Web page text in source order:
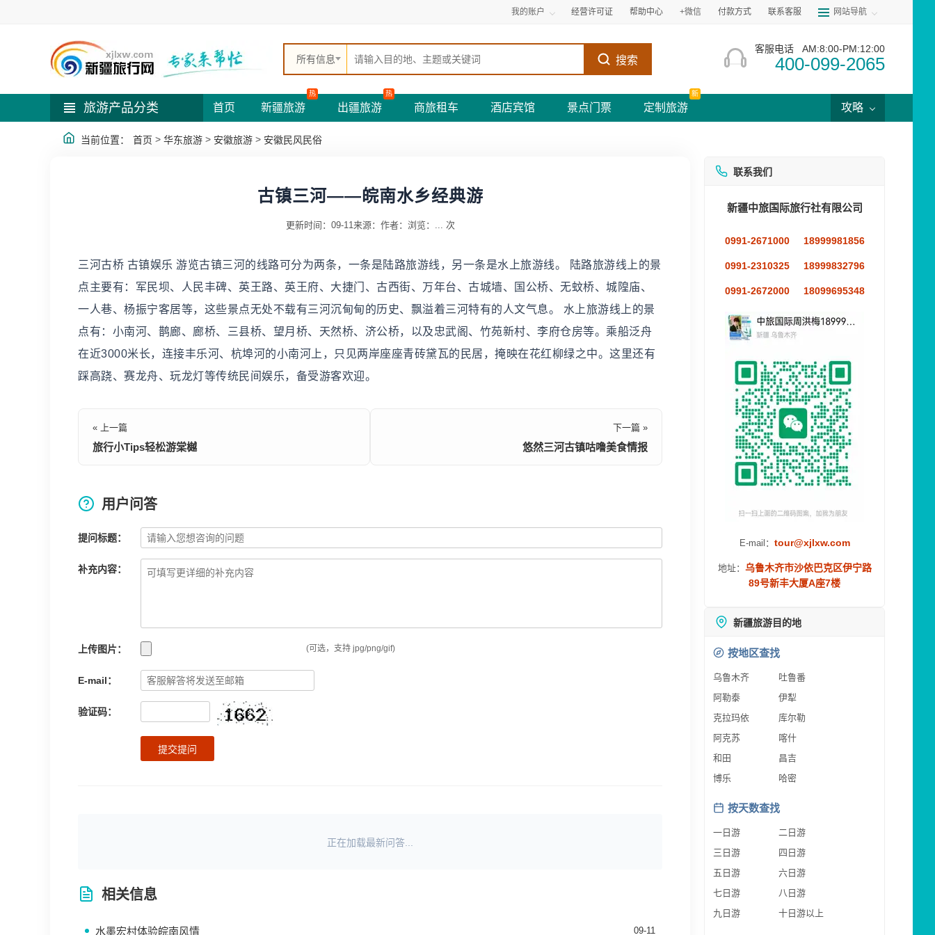
我的账户 经营许可证 帮助中心 +微信 付款方式 联系客服 网站导航
所有信息 搜索
客服电话 AM:8:00-PM:12:00
400-099-2065
旅游产品分类 首页 新疆旅游
热
出疆旅游
热
商旅租车 酒店宾馆 景点门票 定制旅游
新
攻略
当前位置： 首页 > 华东旅游 > 安徽旅游 > 安徽民风民俗
古镇三河——皖南水乡经典游
更新时间：09-11来源： 作者： 浏览： ... 次
三河古桥 古镇娱乐 游览古镇三河的线路可分为两条，一条是陆路旅游线，另一条是水上旅游线。 陆路旅游线上的景
点主要有：军民坝、人民丰碑、英王路、英王府、大捷门、古西街、万年台、古城墙、国公桥、无蚊桥、城隍庙、
一人巷、杨振宁客居等，这些景点无处不载有三河沉甸甸的历史、飘溢着三河特有的人文气息。 水上旅游线上的景
点有：小南河、鹊廊、廊桥、三县桥、望月桥、天然桥、济公桥，以及忠武阁、竹苑新村、李府仓房等。乘船泛舟
在近3000米长，连接丰乐河、杭埠河的小南河上，只见两岸座座青砖黛瓦的民居，掩映在花红柳绿之中。这里还有
踩高跷、赛龙舟、玩龙灯等传统民间娱乐，备受游客欢迎。
« 上一篇
旅行小Tips轻松游棠樾
下一篇 »
悠然三河古镇咕噜美食情报
用户问答
提问标题：
补充内容：
上传图片： (可选，支持 jpg/png/gif)
E-mail：
验证码：
提交提问
正在加载最新问答...
相关信息
水墨宏村体验皖南风情 09-11
联系我们
新疆中旅国际旅行社有限公司
0991-2671000 18999981856
0991-2310325 18999832796
0991-2672000 18099695348
E-mail： tour@xjlxw.com
地址： 乌鲁木齐市沙依巴克区伊宁路
89号新丰大厦A座7楼
新疆旅游目的地
按地区查找
乌鲁木齐
吐鲁番
阿勒泰
伊犁
克拉玛依
库尔勒
阿克苏
喀什
和田
昌吉
博乐
哈密
按天数查找
一日游
二日游
三日游
四日游
五日游
六日游
七日游
八日游
九日游
十日游以上